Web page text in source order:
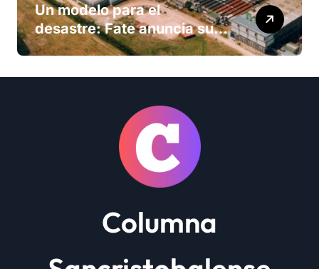
Un modelo para el
desastre: Fate anuncia su
cierre definitivo y despide a
Columna